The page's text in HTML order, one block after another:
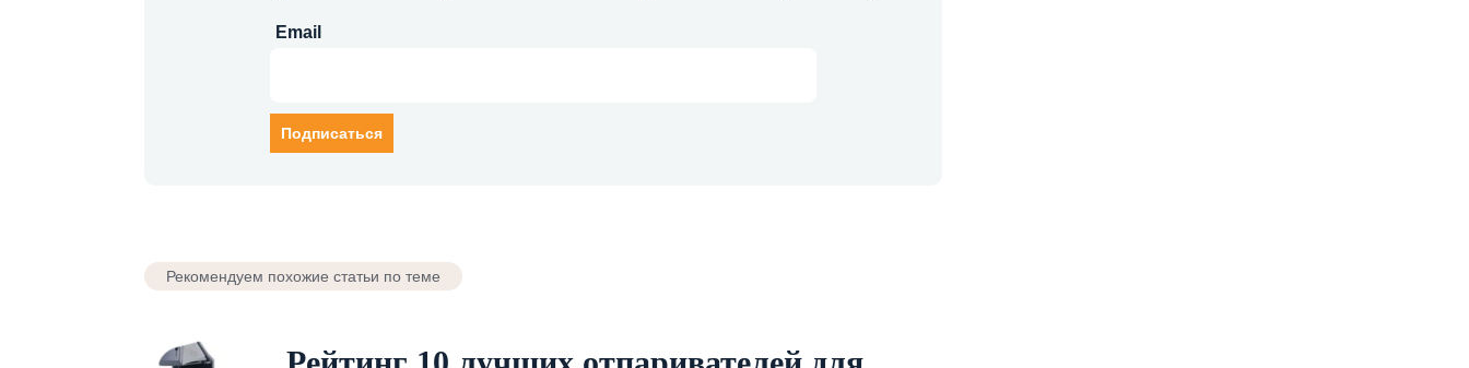
Email
Рекомендуем похожие статьи по теме